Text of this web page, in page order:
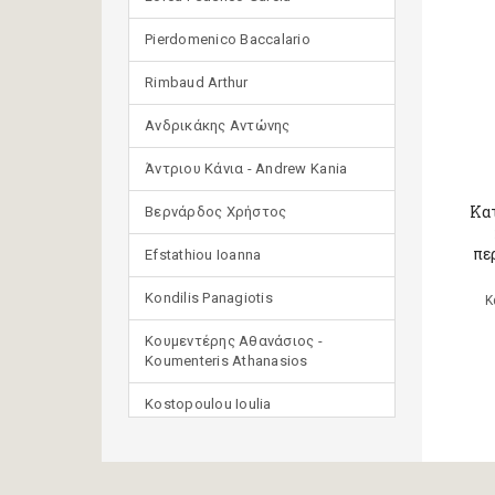
Pierdomenico Baccalario
Rimbaud Arthur
Ανδρικάκης Αντώνης
Άντριου Κάνια - Andrew Kania
Βερνάρδος Χρήστος
Efstathiou Ioanna
Kondilis Panagiotis
Κουμεντέρης Αθανάσιος -
Koumenteris Athanasios
Kostopoulou Ioulia
(μετάφραση)